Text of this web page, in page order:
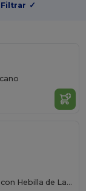
Filtrar ✓
Gorra Vintage de Algodón con Hebilla de Latón